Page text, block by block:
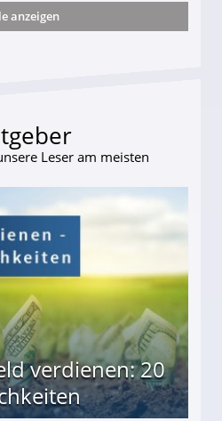
anzeigen
Leser am meisten
verdienen: 20